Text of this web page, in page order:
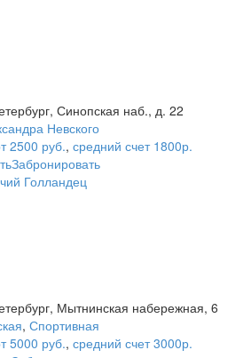
Синопская наб., д. 22
Невского
2500 руб., средний счет 1800р.
Забронировать
Голландец
Мытнинская набережная, 6
, Спортивная
5000 руб., средний счет 3000р.